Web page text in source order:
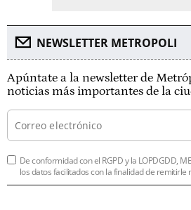
NEWSLETTER METROPOLI
Apúntate a la newsletter de
noticias más importantes de la
De conformidad con el RGPD y la LOPDGDD,
los datos facilitados con la finalidad de remitirle